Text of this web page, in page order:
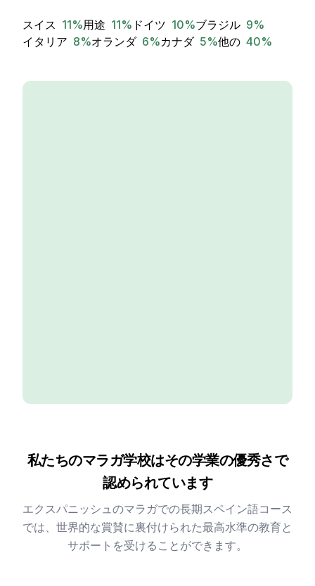
スイス 11%用途 11% ドイツ 10%ブラジル 9%
イタリア 8%オランダ 6%カナダ 5%他の 40%
私たちのマラガ学校はその学業の優秀さで
認められています
エクスパニッシュのマラガでの長期スペイン語コース
では、世界的な賞賛に裏付けられた最高水準の教育と
サポートを受けることができます。